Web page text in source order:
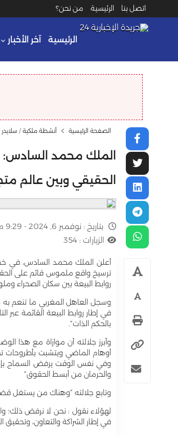
اتصل بنا الرئيسية من نحن؟
الرئيسية آخر الأخبار
الصفحة الرئيسية أنشطة ملكية/ سلايدر
الملك محمد السادس:
الحقيقي وبين عالم
بتاريخ : نوفمبر 6, 2024 - 9:29 م
الزيارات : 354
أعلن الملك محمد السادس، في
ترسيخ واقع ملموس قائم على
روابط البيعة بين سكان الصحراء
وسجل العاهل المغربي ما تنعم
في إطار روابط البيعة القائمة عبر
بالحكم الذات”.
وأبرز جلالته أن موازاة مع هذا
أوهام الماضي ويتشبت بأطروحات
وفي نفس الوقت يرفض السماح
والحرمان من أبسط الحقوق”
وتابع جلالته “وهناك من يستغل
لهؤلاء نقول : نحن لا نرفض ذلك؛
في إطار الشراكة والتعاون،